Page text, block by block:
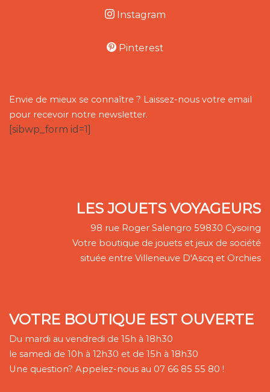
Instagram
Pinterest
Envie de mieux se connaître ? Laissez-nous votre email
pour recevoir notre newsletter.
[sibwp_form id=1]
LES JOUETS VOYAGEURS
98 rue Roger Salengro 59830 Cysoing
Votre boutique de jouets et jeux de société
située entre Villeneuve D'Ascq et Orchies
VOTRE BOUTIQUE EST OUVERTE
Du mardi au vendredi de 15h à 18h30
le samedi de 10h à 12h30 et de 15h à 18h30
Une question? Appelez-nous au 07 66 85 55 80 !